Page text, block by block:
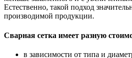
Естественно, такой подход
производимой продукции.
Сварная сетка имеет разную
в зависимости от типа и